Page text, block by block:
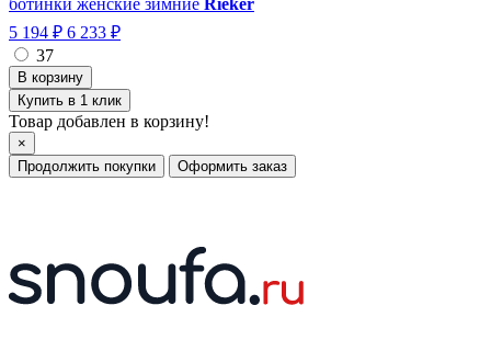
5 194 ₽ 6 233 ₽
37
Купить в 1 клик
Товар добавлен в корзину!
×
Продолжить покупки
Оформить заказ